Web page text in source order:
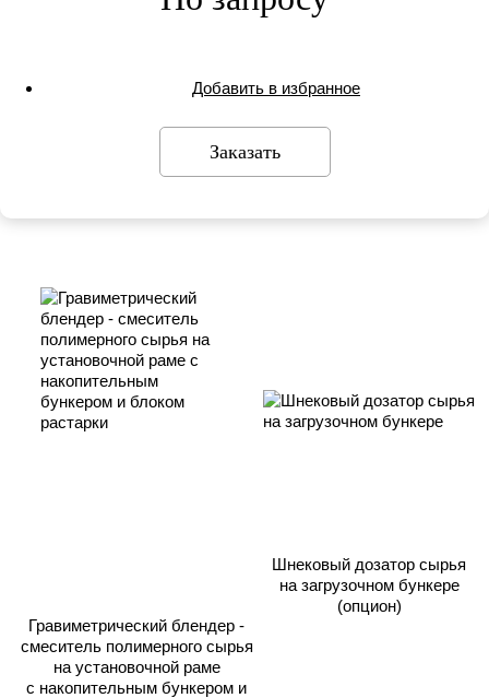
Добавить в избранное
Заказать
Гравиметрический блендер -
смеситель полимерного сырья
на установочной раме
с накопительным бункером и
Шнековый дозатор сырья
на загрузочном бункере
(опцион)